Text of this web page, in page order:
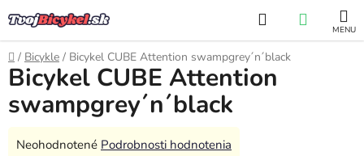
na
obsah
Hľadať
KOŠÍK
Domov
/ Bicykle / Bicykel CUBE Attention swampgrey´n´black
Bicykel CUBE Attention
swampgrey´n´black
Priemerné
Neohodnotené Podrobnosti hodnotenia